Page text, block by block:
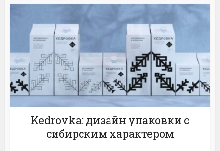
Kedrovka: дизайн упаковки с
сибирским характером